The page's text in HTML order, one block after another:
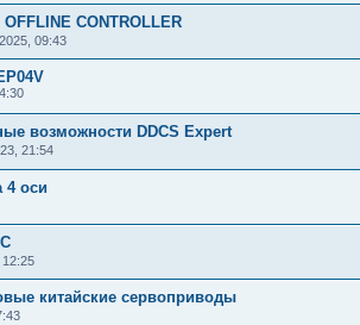
CONTROLLER
09:43
возможности DDCS Expert
21:54
4 оси
12:25
китайские сервоприводы